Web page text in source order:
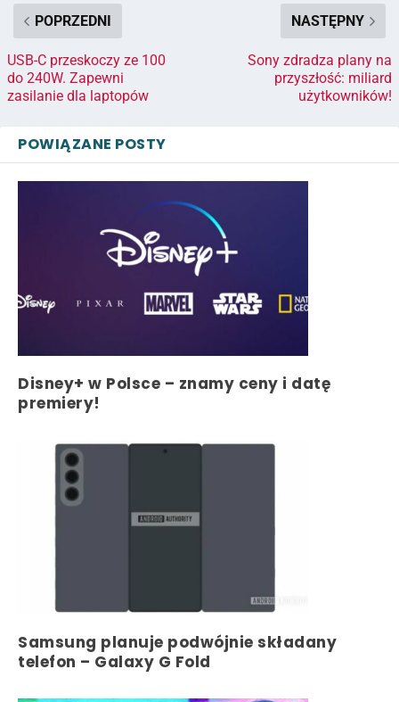
POPRZEDNI
USB-C przeskoczy ze 100
do 240W. Zapewni
zasilanie dla laptopów
NASTĘPNY
Sony zdradza plany na
przyszłość: miliard
użytkowników!
POWIĄZANE POSTY
Disney+ w Polsce – znamy ceny i datę
premiery!
Samsung planuje podwójnie składany
telefon – Galaxy G Fold